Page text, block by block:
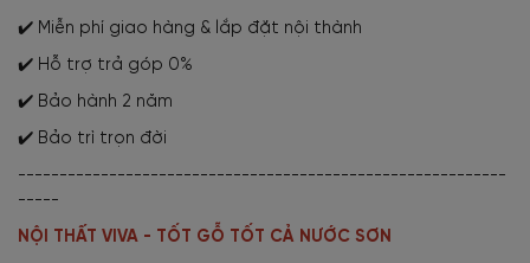
✔️ Miễn phí giao hàng & lắp đặt nội thành
✔️ Hỗ trợ trả góp 0%
✔️ Bảo hành 2 năm
✔️ Bảo trì trọn đời
-----------------------------------------------------------
-----
NỘI THẤT VIVA - TỐT GỖ TỐT CẢ NƯỚC SƠN